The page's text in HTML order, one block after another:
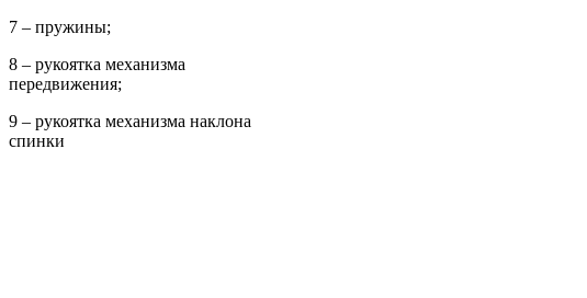
7 – пружины;
8 – рукоятка механизма
передвижения;
9 – рукоятка механизма наклона
спинки